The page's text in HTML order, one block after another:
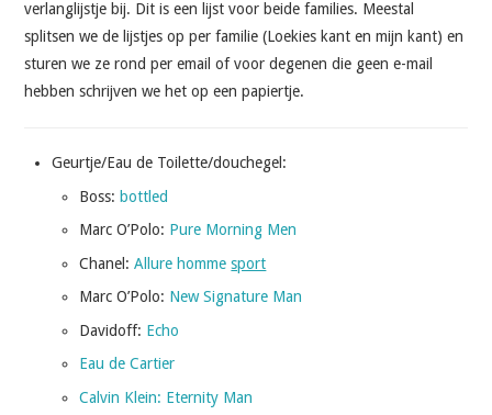
verlanglijstje bij. Dit is een lijst voor beide families. Meestal
splitsen we de lijstjes op per familie (Loekies kant en mijn kant) en
sturen we ze rond per email of voor degenen die geen e-mail
hebben schrijven we het op een papiertje.
Geurtje/Eau de Toilette/douchegel:
Boss:bottled
Marc O’Polo: Pure Morning Men
Chanel:Allure hommesport
Marc O’Polo: New Signature Man
Davidoff: Echo
Eau de Cartier
Calvin Klein: Eternity Man